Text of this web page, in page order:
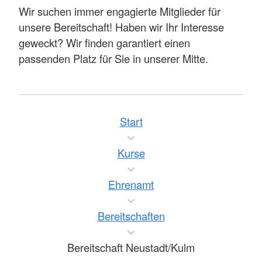
Wir suchen immer engagierte Mitglieder für
unsere Bereitschaft! Haben wir Ihr Interesse
geweckt? Wir finden garantiert einen
passenden Platz für Sie in unserer Mitte.
Start
Kurse
Ehrenamt
Bereitschaften
Bereitschaft Neustadt/Kulm